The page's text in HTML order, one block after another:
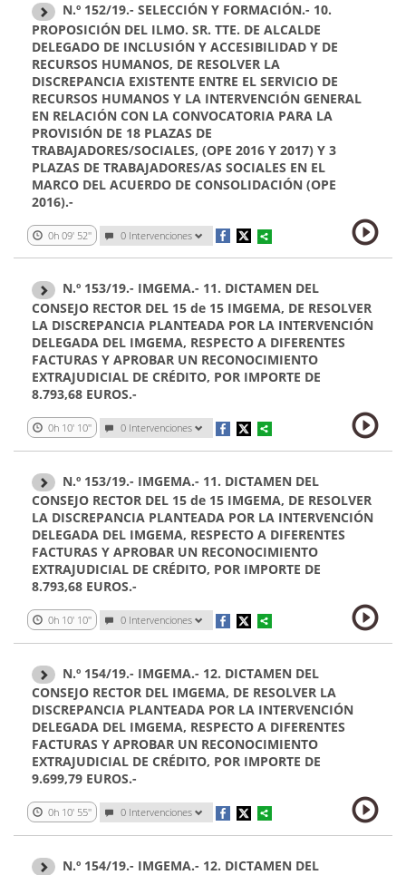
N.º 152/19.- SELECCIÓN Y FORMACIÓN.- 10.
PROPOSICIÓN DEL ILMO. SR. TTE. DE ALCALDE
DELEGADO DE INCLUSIÓN Y ACCESIBILIDAD Y DE
RECURSOS HUMANOS, DE RESOLVER LA
DISCREPANCIA EXISTENTE ENTRE EL SERVICIO DE
RECURSOS HUMANOS Y LA INTERVENCIÓN GENERAL
EN RELACIÓN CON LA CONVOCATORIA PARA LA
PROVISIÓN DE 18 PLAZAS DE
TRABAJADORES/SOCIALES, (OPE 2016 Y 2017) Y 3
PLAZAS DE TRABAJADORES/AS SOCIALES EN EL
MARCO DEL ACUERDO DE CONSOLIDACIÓN (OPE
2016).-
0h 09' 52'' 0 Intervenciones
N.º 153/19.- IMGEMA.- 11. DICTAMEN DEL
CONSEJO RECTOR DEL 15 de 15 IMGEMA, DE RESOLVER
LA DISCREPANCIA PLANTEADA POR LA INTERVENCIÓN
DELEGADA DEL IMGEMA, RESPECTO A DIFERENTES
FACTURAS Y APROBAR UN RECONOCIMIENTO
EXTRAJUDICIAL DE CRÉDITO, POR IMPORTE DE
8.793,68 EUROS.-
0h 10' 10'' 0 Intervenciones
N.º 153/19.- IMGEMA.- 11. DICTAMEN DEL
CONSEJO RECTOR DEL 15 de 15 IMGEMA, DE RESOLVER
LA DISCREPANCIA PLANTEADA POR LA INTERVENCIÓN
DELEGADA DEL IMGEMA, RESPECTO A DIFERENTES
FACTURAS Y APROBAR UN RECONOCIMIENTO
EXTRAJUDICIAL DE CRÉDITO, POR IMPORTE DE
8.793,68 EUROS.-
0h 10' 10'' 0 Intervenciones
N.º 154/19.- IMGEMA.- 12. DICTAMEN DEL
CONSEJO RECTOR DEL IMGEMA, DE RESOLVER LA
DISCREPANCIA PLANTEADA POR LA INTERVENCIÓN
DELEGADA DEL IMGEMA, RESPECTO A DIFERENTES
FACTURAS Y APROBAR UN RECONOCIMIENTO
EXTRAJUDICIAL DE CRÉDITO, POR IMPORTE DE
9.699,79 EUROS.-
0h 10' 55'' 0 Intervenciones
N.º 154/19.- IMGEMA.- 12. DICTAMEN DEL